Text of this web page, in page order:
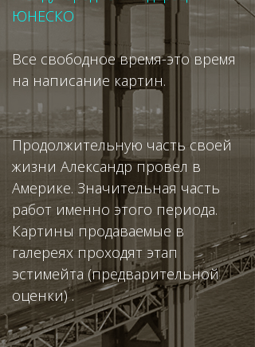
ЮНЕСКО
Все свободное время-это время
на написание картин.
Продолжительную часть своей
жизни Александр провел в
Америке. Значительная часть
работ именно этого периода.
Картины продаваемые в
галереях проходят этап
эстимейта (предварительной
оценки) .